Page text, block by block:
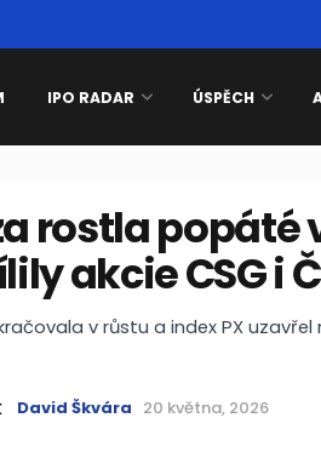
IPO RADAR ÚSPĚCH
rostla popáté
akcie CSG i
v růstu a index PX uzavřel
David Škvára 20 května, 2026